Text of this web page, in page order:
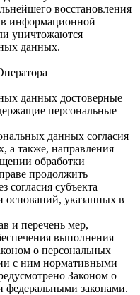
восстановления
информационной
уничтожаются
данных.
данных достоверные
персональные
данных согласия
а также, направления
обработки
продолжить
согласия субъекта
указанных в
и перечень мер,
выполнения
о персональных
с ним нормативными
Законом о
законами.